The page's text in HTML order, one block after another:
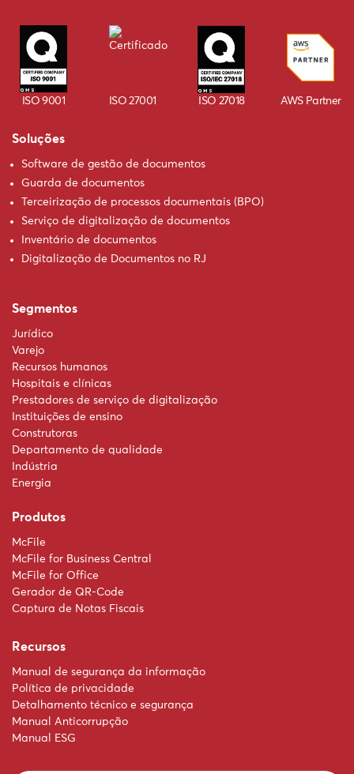
Soluções
Software de gestão de documentos
Guarda de documentos
Terceirização de processos documentais (BPO)
Serviço de digitalização de documentos
Inventário de documentos
Digitalização de Documentos no RJ
ISO 9001 ISO 27001 ISO 27018 AWS Partner
Segmentos
Jurídico
Varejo
Recursos humanos
Hospitais e clínicas
Prestadores de serviço de digitalização
Instituições de ensino
Construtoras
Departamento de qualidade
Indústria
Energia
Produtos
McFile
McFile for Business Central
McFile for Office
Gerador de QR-Code
Captura de Notas Fiscais
Recursos
Manual de segurança da informação
Política de privacidade
Detalhamento técnico e segurança
Manual Anticorrupção
Manual ESG